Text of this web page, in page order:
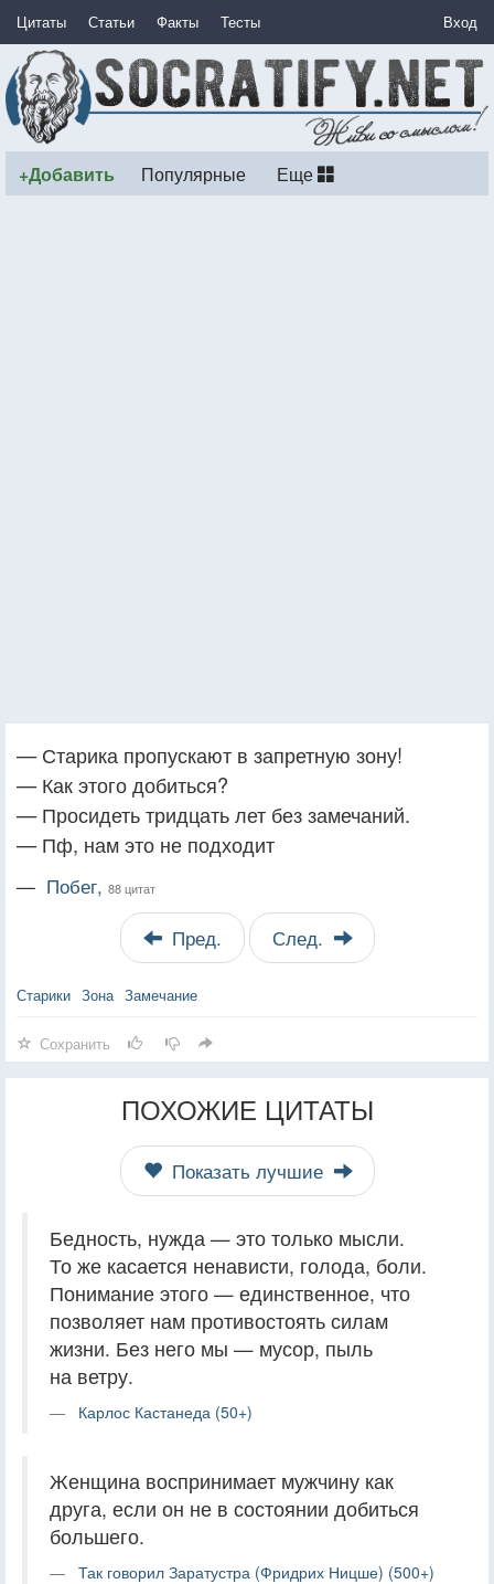
Цитаты Статьи Факты Тесты Вход
+Добавить Популярные Еще
— Старика пропускают в запретную зону!
— Как этого добиться?
— Просидеть тридцать лет без замечаний.
— Пф, нам это не подходит
— Побег, 88 цитат
Пред. След.
Старики Зона Замечание
Сохранить
ПОХОЖИЕ ЦИТАТЫ
Показать лучшие
Бедность, нужда — это только мысли.
То же касается ненависти, голода, боли.
Понимание этого — единственное, что
позволяет нам противостоять силам
жизни. Без него мы — мусор, пыль
на ветру.
Карлос Кастанеда (50+)
Женщина воспринимает мужчину как
друга, если он не в состоянии добиться
большего.
Так говорил Заратустра (Фридрих Ницше) (500+)